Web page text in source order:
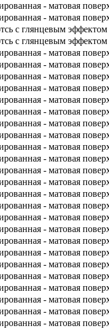
- матовая
- матовая
с глянцевым эффектом
с глянцевым эффектом
- матовая
- матовая
- матовая
- матовая
- матовая
- матовая
- матовая
- матовая
- матовая
- матовая
- матовая
- матовая
- матовая
- матовая
- матовая
- матовая
- матовая
- матовая
- матовая
- матовая
- матовая
- матовая
- матовая
- матовая